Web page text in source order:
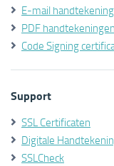
E-mail
PDF handtekeningen
Code Signing
Support
SSL Certificaten
Digitale
SSLCheck